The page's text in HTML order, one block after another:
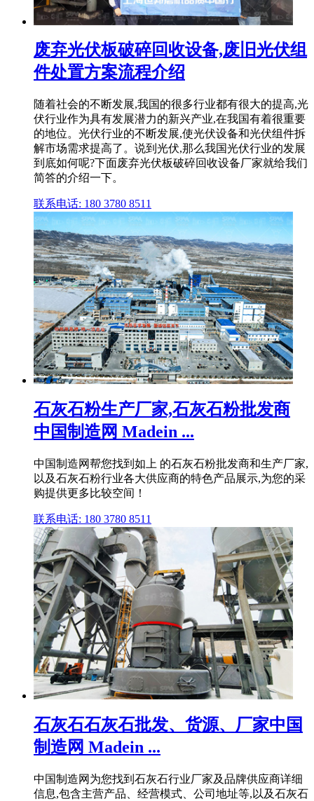
废弃光伏板破碎回收设备,废旧光伏组
件处置方案流程介绍
随着社会的不断发展,我国的很多行业都有很大的提高,光
伏行业作为具有发展潜力的新兴产业,在我国有着很重要
的地位。光伏行业的不断发展,使光伏设备和光伏组件拆
解市场需求提高了。说到光伏,那么我国光伏行业的发展
到底如何呢?下面废弃光伏板破碎回收设备厂家就给我们
简答的介绍一下。
联系电话: 180 3780 8511
石灰石粉生产厂家,石灰石粉批发商
中国制造网 Madein ...
中国制造网帮您找到如上 的石灰石粉批发商和生产厂家,
以及石灰石粉行业各大供应商的特色产品展示,为您的采
购提供更多比较空间！
联系电话: 180 3780 8511
石灰石石灰石批发、货源、厂家中国
制造网 Madein ...
中国制造网为您找到石灰石行业厂家及品牌供应商详细
信息,包含主营产品、经营模式、公司地址等,以及石灰石